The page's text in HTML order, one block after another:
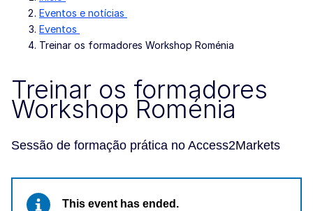
Eventos e notícias
Eventos
Treinar os formadores Workshop Roménia
Treinar os formadores
Workshop Roménia
Sessão de formação prática no Access2Markets
This event has ended.